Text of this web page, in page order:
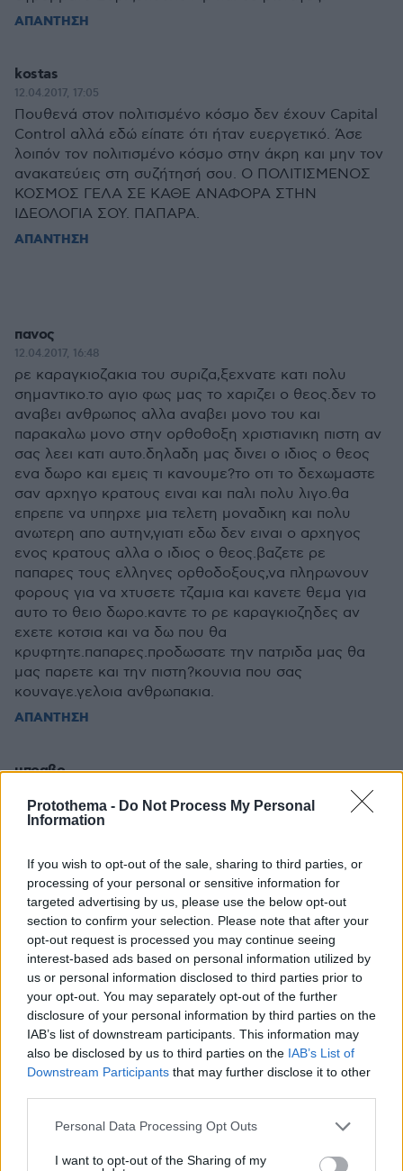
Protothema - Do Not Process My Personal
Information
If you wish to opt-out of the sale, sharing to third parties, or
processing of your personal or sensitive information for
targeted advertising by us, please use the below opt-out
section to confirm your selection. Please note that after your
opt-out request is processed you may continue seeing
interest-based ads based on personal information utilized by
us or personal information disclosed to third parties prior to
your opt-out. You may separately opt-out of the further
disclosure of your personal information by third parties on the
IAB’s list of downstream participants. This information may
also be disclosed by us to third parties on the IAB’s List of
Downstream Participants that may further disclose it to other
Please note that this website/app uses one or more Google
not limited to your visit or usage behaviour. You may click to
Personal Data Processing Opt Outs
I want to opt-out of the Sharing of my
ΑΠΑΝΤΗΣΗ
kostas
12.04.2017, 17:05
Πουθενά στον πολιτισμένο κόσμο δεν έχουν Capital
Control αλλά εδώ είπατε ότι ήταν ευεργετικό. Άσε
λοιπόν τον πολιτισμένο κόσμο στην άκρη και μην τον
ανακατεύεις στη συζήτησή σου. Ο ΠΟΛΙΤΙΣΜΕΝΟΣ
ΚΟΣΜΟΣ ΓΕΛΑ ΣΕ ΚΑΘΕ ΑΝΑΦΟΡΑ ΣΤΗΝ
ΙΔΕΟΛΟΓΙΑ ΣΟΥ. ΠΑΠΑΡΑ.
ΑΠΑΝΤΗΣΗ
πανος
12.04.2017, 16:48
ρε καραγκιοζακια του συριζα,ξεχνατε κατι πολυ
σημαντικο.το αγιο φως μας το χαριζει ο θεος.δεν το
αναβει ανθρωπος αλλα αναβει μονο του και
παρακαλω μονο στην ορθοθοξη χριστιανικη πιστη αν
σας λεει κατι αυτο.δηλαδη μας δινει ο ιδιος ο θεος
ενα δωρο και εμεις τι κανουμε?το οτι το δεχωμαστε
σαν αρχηγο κρατους ειναι και παλι πολυ λιγο.θα
επρεπε να υπηρχε μια τελετη μοναδικη και πολυ
ανωτερη απο αυτην,γιατι εδω δεν ειναι ο αρχηγος
ενος κρατους αλλα ο ιδιος ο θεος.βαζετε ρε
παπαρες τους ελληνες ορθοδοξους,να πληρωνουν
φορους για να χτυσετε τζαμια και κανετε θεμα για
αυτο το θειο δωρο.καντε το ρε καραγκιοζηδες αν
εχετε κοτσια και να δω που θα
κρυφτητε.παπαρες.προδωσατε την πατριδα μας θα
μας παρετε και την πιστη?κουνια που σας
κουναγε.γελοια ανθρωπακια.
ΑΠΑΝΤΗΣΗ
μπραβο
ρε φιλε το πιο σωστο που διαβασα.αξιος.
ΓΙΩΡΓΗΣ
12.04.2017, 14:20
Ο ιδιος ανθρωπος ειναι και χριστιανος και πολιτης, ο
ιδιος παει στην εκκλησια για να τελεσει το
θρησκευτικο του καθηκον και παει και στην καλπη να
ψηφισει,ποτε υπερισχυει μεσα του το θρησκευτικο
στοιχειο και παει με την Εκκλησια και ποτε το πολιτικο
και στρεφεται με την Πολιτικη.Ποτε ομως μα ποτε δε
διαχωριζονται αυτα τα στοιχεια και ουτε ειναι σωστο
να τα διχωριζουμε μεταξυ τους. Ειναι σαν να
ΑΠΑΝΤΗΣΗ